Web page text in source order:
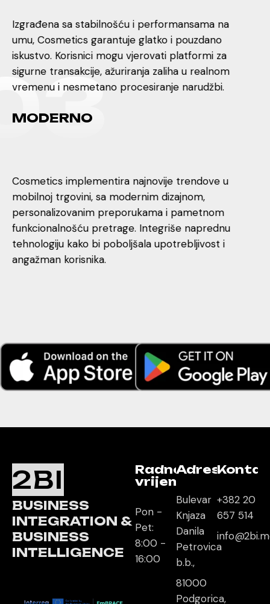
Izgrađena sa stabilnošću i performansama na
umu, Cosmetics garantuje glatko i pouzdano
iskustvo. Korisnici mogu vjerovati platformi za
sigurne transakcije, ažuriranja zaliha u realnom
vremenu i nesmetano procesiranje narudžbi.
3
MODERNO
Cosmetics implementira najnovije trendove u
mobilnoj trgovini, sa modernim dizajnom,
personalizovanim preporukama i pametnom
funkcionalnošću pretrage. Integriše naprednu
tehnologiju kako bi poboljšala upotrebljivost i
angažman korisnika.
2BI
BUSINESS
INTEGRATION &
BUSINESS
INTELLIGENCE
Radno
vrijeme
Pon -
Pet:
8:00 -
16:00
Adresa
Bulevar
Knjaza
Danila
Petrovica
b.b.,
81000
Podgorica,
+382 20
657 514